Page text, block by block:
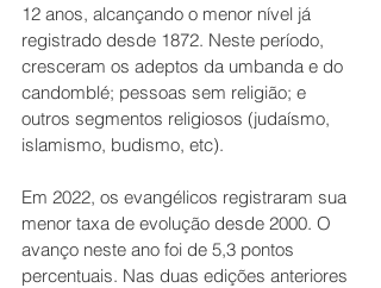
12 anos, alcançando o menor nível já
registrado desde 1872. Neste período,
cresceram os adeptos da umbanda e do
candomblé; pessoas sem religião; e
outros segmentos religiosos (judaísmo,
islamismo, budismo, etc).
Em 2022, os evangélicos registraram sua
menor taxa de evolução desde 2000. O
avanço neste ano foi de 5,3 pontos
percentuais. Nas duas edições anteriores